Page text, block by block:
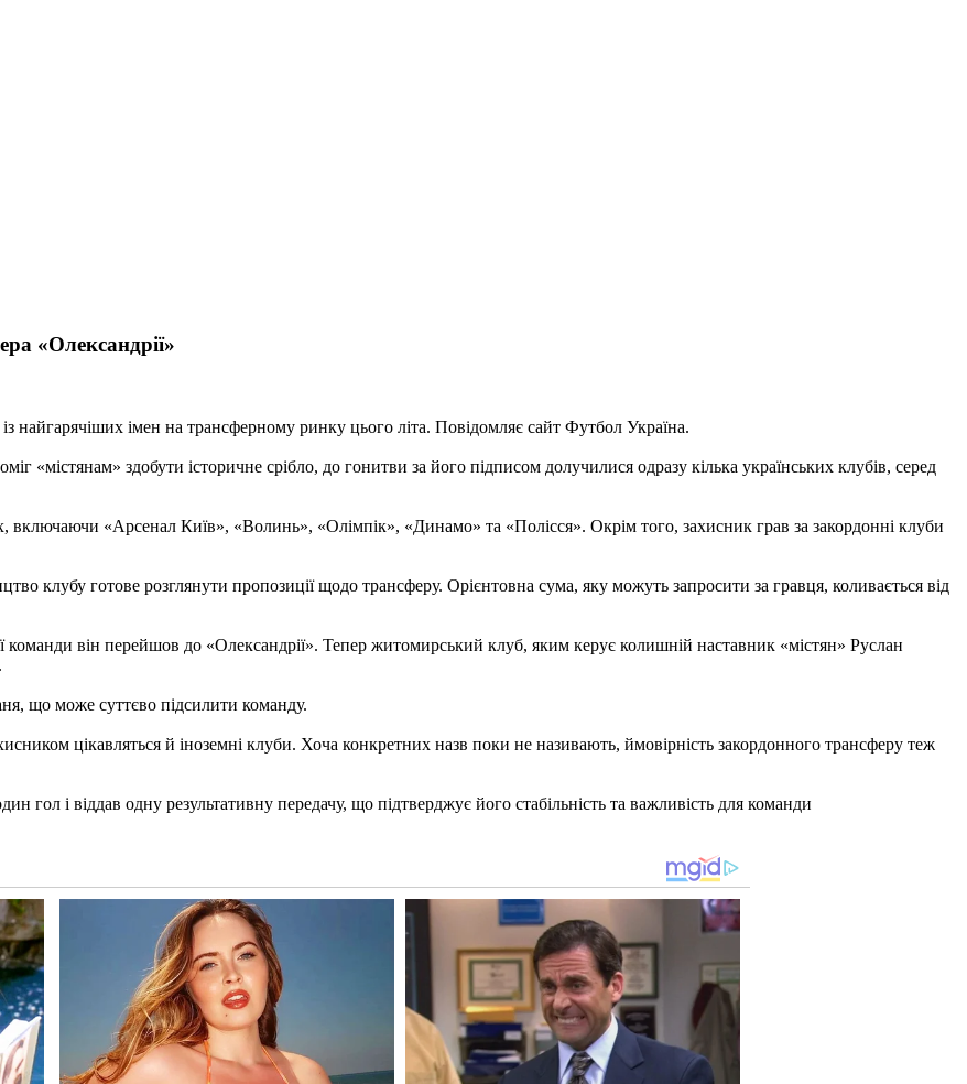
«Олександрії»
імен на трансферному ринку цього літа. Повідомляє сайт Футбол Україна.
«містянам» здобути історичне срібло, до гонитви за його підписом долучилися одразу кілька українських клубів, серед
включаючи «Арсенал Київ», «Волинь», «Олімпік», «Динамо» та «Полісся». Окрім того, захисник грав за закордонні клуби
клубу готове розглянути пропозиції щодо трансферу. Орієнтовна сума, яку можуть запросити за гравця, коливається від
команди він перейшов до «Олександрії». Тепер житомирський клуб, яким керує колишній наставник «містян» Руслан
що може суттєво підсилити команду.
цікавляться й іноземні клуби. Хоча конкретних назв поки не називають, ймовірність закордонного трансферу теж
гол і віддав одну результативну передачу, що підтверджує його стабільність та важливість для команди